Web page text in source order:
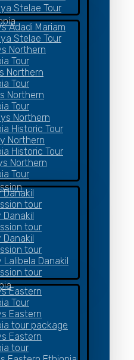
Stelae Tour
Adadi Mariam
Stelae Tour
Northern
Tour
Northern
Tour
Northern
Tour
Northern
Historic Tour
Northern
Historic Tour
Northern
Tour
tour
tour
tour
Danakil
tour
Eastern
Tour
Eastern
tour package
Eastern
tour